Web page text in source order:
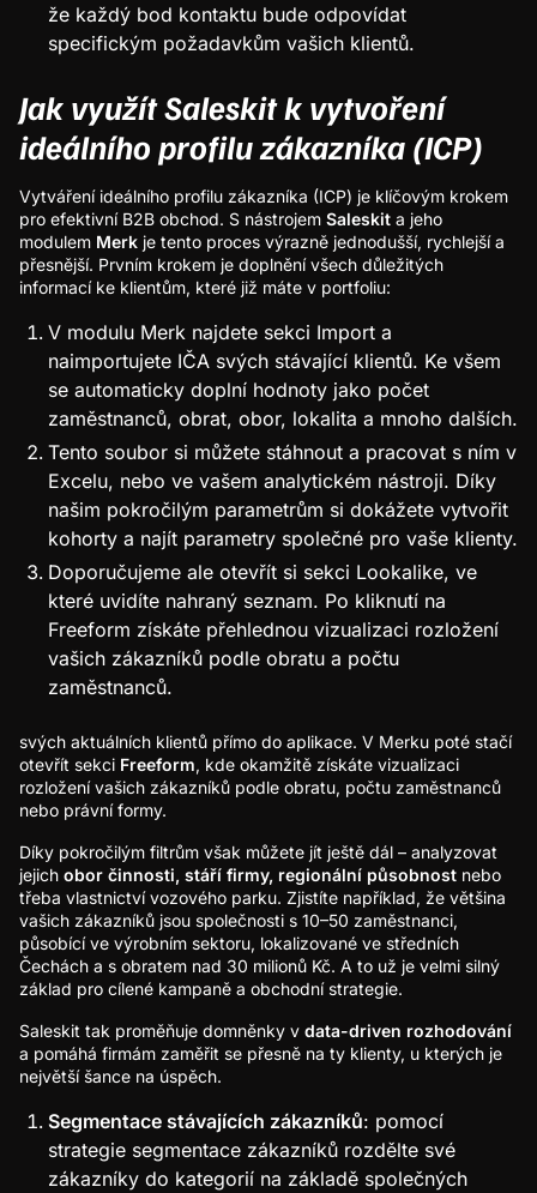
že každý bod kontaktu bude odpovídat
specifickým požadavkům vašich klientů.
Jak využít Saleskit k vytvoření
ideálního profilu zákazníka (ICP)
Vytváření ideálního profilu zákazníka (ICP) je klíčovým krokem
pro efektivní B2B obchod. S nástrojem Saleskit a jeho
modulem Merk je tento proces výrazně jednodušší, rychlejší a
přesnější. Prvním krokem je doplnění všech důležitých
informací ke klientům, které již máte v portfoliu:
V modulu Merk najdete sekci Import a
naimportujete IČA svých stávající klientů. Ke všem
se automaticky doplní hodnoty jako počet
zaměstnanců, obrat, obor, lokalita a mnoho dalších.
Tento soubor si můžete stáhnout a pracovat s ním v
Excelu, nebo ve vašem analytickém nástroji. Díky
našim pokročilým parametrům si dokážete vytvořit
kohorty a najít parametry společné pro vaše klienty.
Doporučujeme ale otevřít si sekci Lookalike, ve
které uvidíte nahraný seznam. Po kliknutí na
Freeform získáte přehlednou vizualizaci rozložení
vašich zákazníků podle obratu a počtu
zaměstnanců.
svých aktuálních klientů přímo do aplikace. V Merku poté stačí
otevřít sekci Freeform, kde okamžitě získáte vizualizaci
rozložení vašich zákazníků podle obratu, počtu zaměstnanců
nebo právní formy.
Díky pokročilým filtrům však můžete jít ještě dál – analyzovat
jejich obor činnosti, stáří firmy, regionální působnost nebo
třeba vlastnictví vozového parku. Zjistíte například, že většina
vašich zákazníků jsou společnosti s 10–50 zaměstnanci,
působící ve výrobním sektoru, lokalizované ve středních
Čechách a s obratem nad 30 milionů Kč. A to už je velmi silný
základ pro cílené kampaně a obchodní strategie.
Saleskit tak proměňuje domněnky v data-driven rozhodování
a pomáhá firmám zaměřit se přesně na ty klienty, u kterých je
největší šance na úspěch.
Segmentace stávajících zákazníků: pomocí
strategie segmentace zákazníků rozdělte své
zákazníky do kategorií na základě společných